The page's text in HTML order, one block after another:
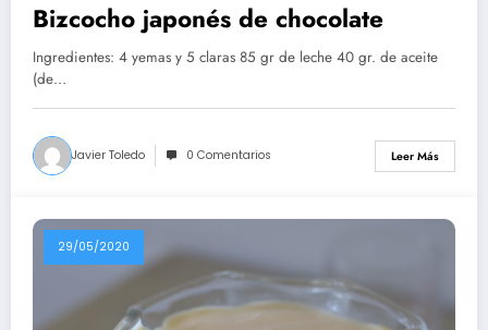
Bizcocho japonés de chocolate
Ingredientes: 4 yemas y 5 claras 85 gr de leche 40 gr. de aceite
(de…
Javier Toledo 0 Comentarios Leer Más
29/05/2020